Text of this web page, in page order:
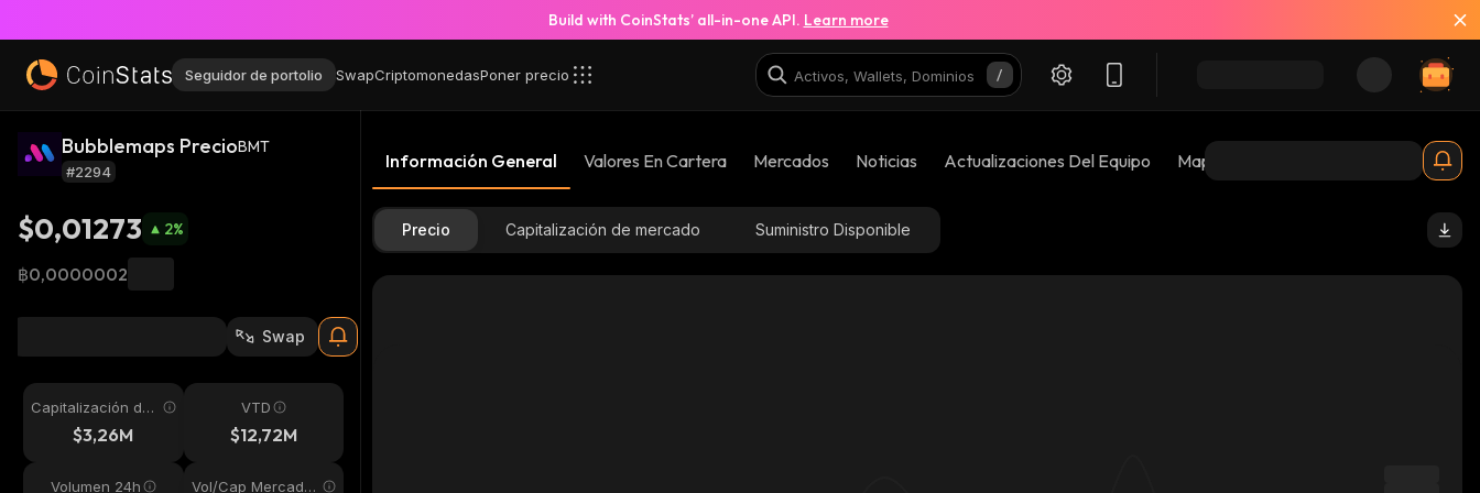
Build with CoinStats’ all-in-one API. Learn more
Seguidor de portolio SwapCriptomonedasPoner precio
Bubblemaps PrecioBMT
#2294
$0,01273 2%
฿0,0000002
Swap
Capitalización de
mercado$3,26M
VTD
$12,72M
Volumen 24h Vol/Cap Mercado
Información General Valores En Cartera Mercados Noticias Actualizaciones Del Equipo Mapas De Burbujas
Precio Capitalización de mercado Suministro Disponible